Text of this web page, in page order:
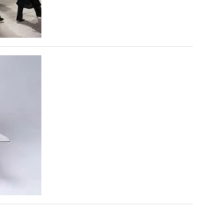
неделе моды
Московской неделе моды,
российской столице с 26 сентября
1047 заявок. Примерно
прислали дизайнеры,
не были представлены в…